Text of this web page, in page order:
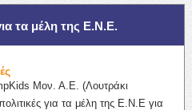
τα μέλη της Ε.Ν.Ε.
Μον. Α.Ε. (Λουτράκι
για τα μέλη της Ε.Ν.Ε για